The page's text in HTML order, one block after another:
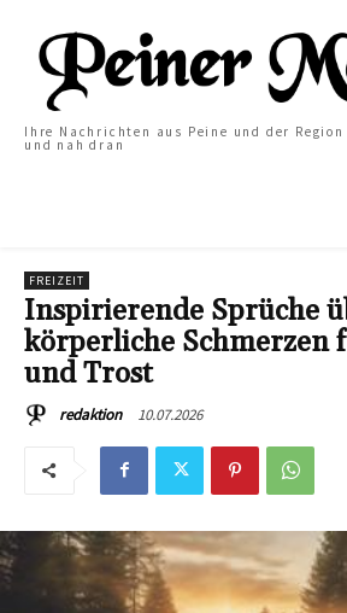
Ihre Nachrichten aus Peine und der
und nah dran
FREIZEIT
Inspirierende Sprüche
körperliche Schmerzen
und Trost
redaktion 10.07.2026